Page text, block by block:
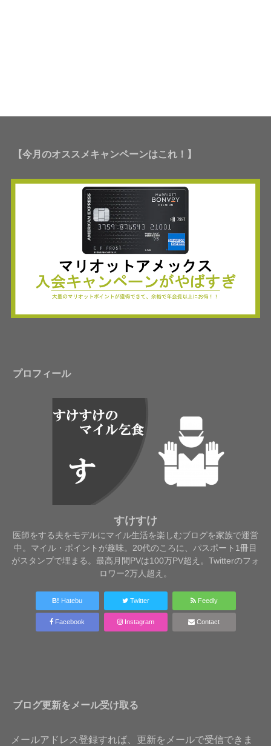
【今月のオススメキャンペーンはこれ！】
プロフィール
すけすけ
医師をする夫をモデルにマイル生活を楽しむブログを家族で運営
中。マイル・ポイントが趣味。20代のころに、パスポート1冊目
がスタンプで埋まる。最高月間PVは100万PV超え。Twitterのフォ
ロワー2万人超え。
B! Hatebu Twitter Feedly
Facebook Instagram Contact
ブログ更新をメール受け取る
メールアドレス登録すれば、更新をメールで受信できま